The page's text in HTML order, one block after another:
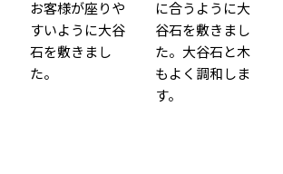
お客様が座りや
すいように大谷
石を敷きまし
た。
に合うように大
谷石を敷きまし
た。大谷石と木
もよく調和しま
す。